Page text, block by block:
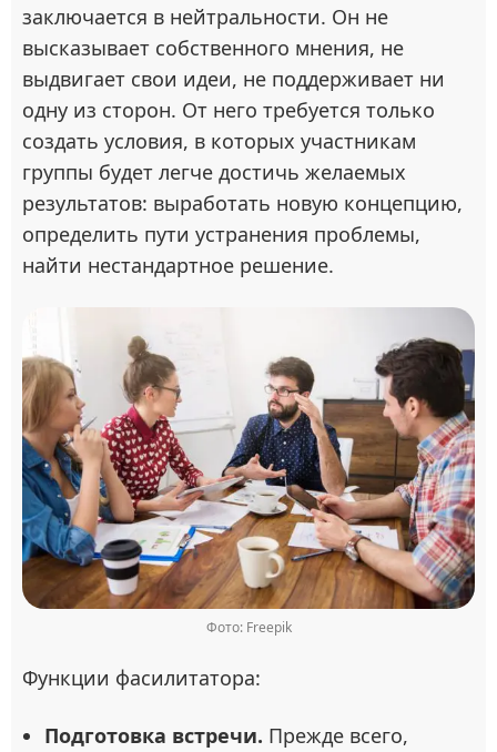
заключается в нейтральности. Он не
высказывает собственного мнения, не
выдвигает свои идеи, не поддерживает ни
одну из сторон. От него требуется только
создать условия, в которых участникам
группы будет легче достичь желаемых
результатов: выработать новую концепцию,
определить пути устранения проблемы,
найти нестандартное решение.
Фото: Freepik
Функции фасилитатора:
Подготовка встречи. Прежде всего,